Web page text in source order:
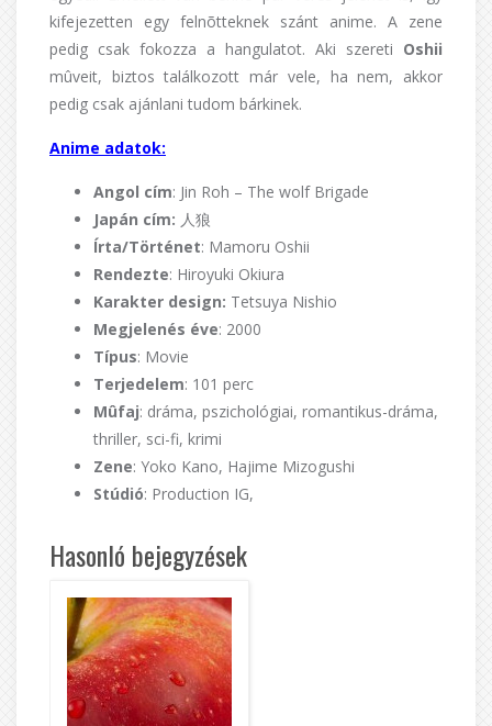
kifejezetten egy felnõtteknek szánt anime. A zene
pedig csak fokozza a hangulatot. Aki szereti Oshii
mûveit, biztos találkozott már vele, ha nem, akkor
pedig csak ajánlani tudom bárkinek.
Anime adatok:
Angol cím: Jin Roh – The wolf Brigade
Japán cím: 人狼
Írta/Történet: Mamoru Oshii
Rendezte: Hiroyuki Okiura
Karakter design: Tetsuya Nishio
Megjelenés éve: 2000
Típus: Movie
Terjedelem: 101 perc
Mûfaj: dráma, pszichológiai, romantikus-dráma,
thriller, sci-fi, krimi
Zene: Yoko Kano, Hajime Mizogushi
Stúdió: Production IG,
Hasonló bejegyzések